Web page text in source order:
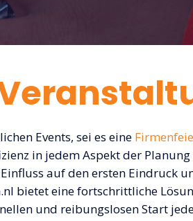
Events, sei es eine
in jedem Aspekt der
auf den ersten Eindruck
bietet eine fortschrittliche
und reibungslosen Start